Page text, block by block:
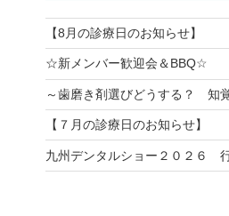
【8月の診療日のお知らせ】
☆新メンバー歓迎会＆BBQ☆
～歯磨き剤選びどうする？ 知
【７月の診療日のお知らせ】
九州デンタルショー２０２６